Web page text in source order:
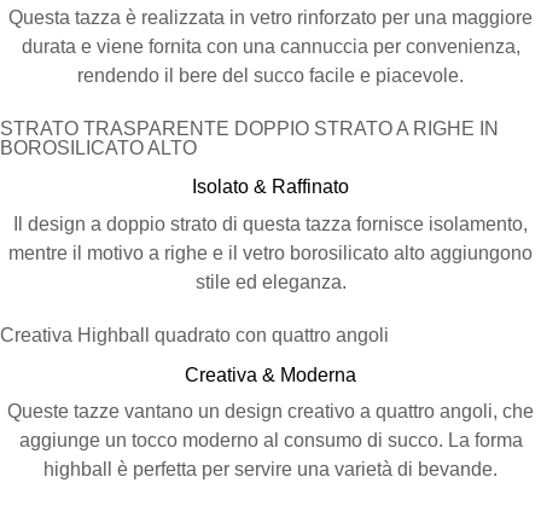
Questa tazza è realizzata in vetro rinforzato per una maggiore
durata e viene fornita con una cannuccia per convenienza,
rendendo il bere del succo facile e piacevole.
STRATO TRASPARENTE DOPPIO STRATO A RIGHE IN
BOROSILICATO ALTO
Isolato & Raffinato
Il design a doppio strato di questa tazza fornisce isolamento,
mentre il motivo a righe e il vetro borosilicato alto aggiungono
stile ed eleganza.
Creativa Highball quadrato con quattro angoli
Creativa & Moderna
Queste tazze vantano un design creativo a quattro angoli, che
aggiunge un tocco moderno al consumo di succo. La forma
highball è perfetta per servire una varietà di bevande.